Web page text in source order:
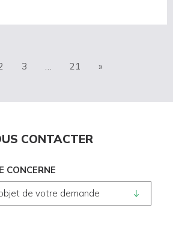
3 … 21 »
CONTACTER
CONCERNE